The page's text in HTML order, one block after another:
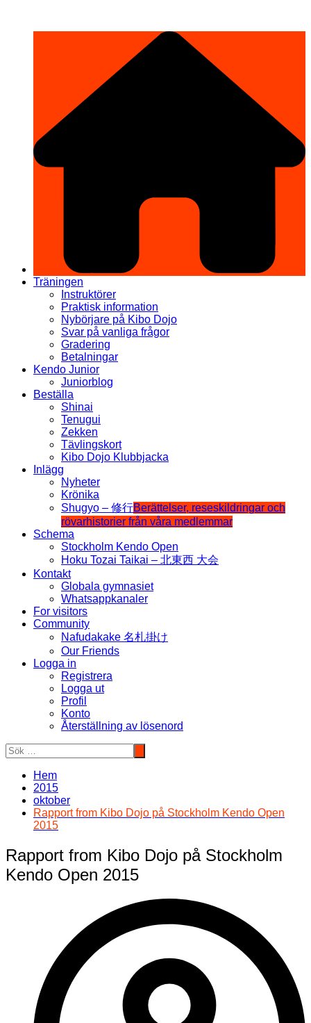
Träningen
Instruktörer
Praktisk information
Nybörjare på Kibo Dojo
Svar på vanliga frågor
Gradering
Betalningar
Kendo Junior
Juniorblog
Beställa
Shinai
Tenugui
Zekken
Tävlingskort
Kibo Dojo Klubbjacka
Inlägg
Nyheter
Krönika
Shugyo – 修行Berättelser, reseskildringar och
rövarhistorier från våra medlemmar
Schema
Stockholm Kendo Open
Hoku Tozai Taikai – 北東西 大会
Kontakt
Globala gymnasiet
Whatsappkanaler
For visitors
Community
Nafudakake 名札掛け
Our Friends
Logga in
Registrera
Logga ut
Profil
Konto
Återställning av lösenord
Hem
2015
oktober
Rapport from Kibo Dojo på Stockholm Kendo Open
2015
Rapport from Kibo Dojo på Stockholm
Kendo Open 2015